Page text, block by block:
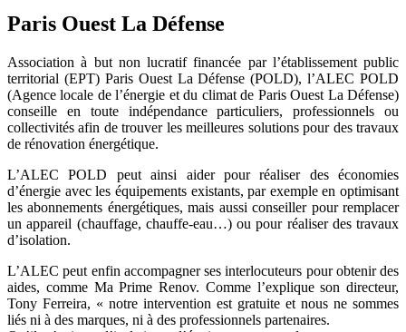
Paris Ouest La Défense
Association à but non lucratif financée par l’établissement public
territorial (EPT) Paris Ouest La Défense (POLD), l’ALEC POLD
(Agence locale de l’énergie et du climat de Paris Ouest La Défense)
conseille en toute indépendance particuliers, professionnels ou
collectivités afin de trouver les meilleures solutions pour des travaux
de rénovation énergétique.
L’ALEC POLD peut ainsi aider pour réaliser des économies
d’énergie avec les équipements existants, par exemple en optimisant
les abonnements énergétiques, mais aussi conseiller pour remplacer
un appareil (chauffage, chauffe-eau…) ou pour réaliser des travaux
d’isolation.
L’ALEC peut enfin accompagner ses interlocuteurs pour obtenir des
aides, comme Ma Prime Renov. Comme l’explique son directeur,
Tony Ferreira, « notre intervention est gratuite et nous ne sommes
liés ni à des marques, ni à des professionnels partenaires.